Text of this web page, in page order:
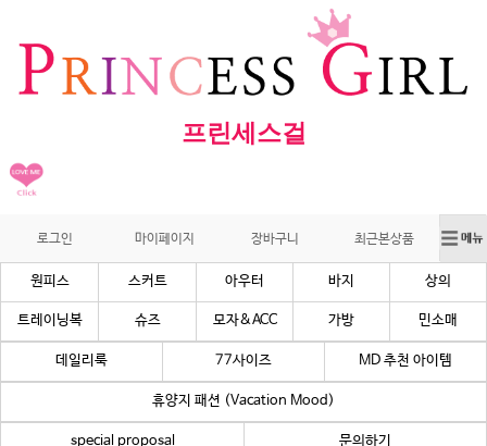
프린세스걸
로그인 마이페이지 장바구니 최근본상품
원피스 스커트 아우터 바지 상의
트레이닝복 슈즈 모자&ACC 가방 민소매
데일리룩 77사이즈 MD 추천 아이템
휴양지 패션 (Vacation Mood)
special proposal 문의하기